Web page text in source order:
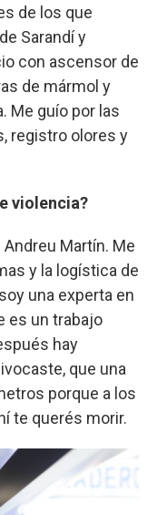
de los que
Sarandí y
con ascensor de
de mármol y
Me guío por las
registro olores y
violencia?
Martín. Me
y la logística de
una experta en
es un trabajo
hay
que una
porque a los
te querés morir.